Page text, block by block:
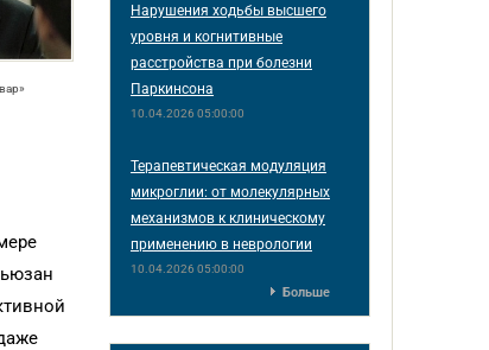
Нарушения ходьбы высшего
уровня и когнитивные
расстройства при болезни
Паркинсона
10.04.2026 05:00:00
Терапевтическая модуляция
микроглии: от молекулярных
механизмов к клиническому
применению в неврологии
10.04.2026 05:00:00
Больше